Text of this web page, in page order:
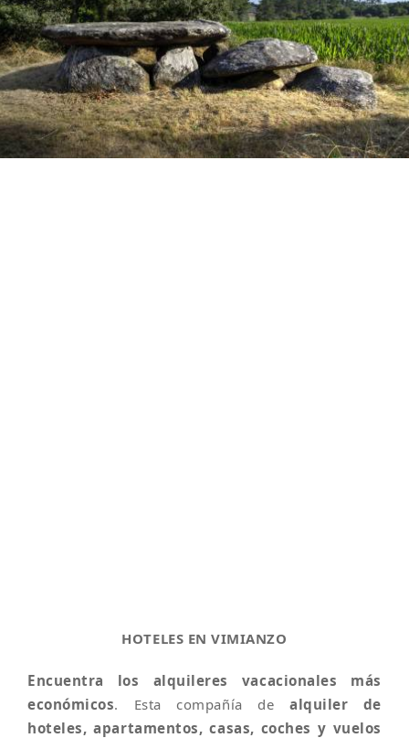
HOTELES EN VIMIANZO
Encuentra los alquileres vacacionales más
económicos. Esta compañía de alquiler de
hoteles, apartamentos, casas, coches y vuelos